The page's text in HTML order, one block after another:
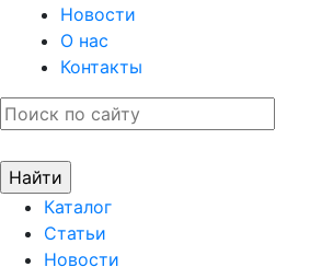
Новости
О нас
Контакты
Каталог
Статьи
Новости